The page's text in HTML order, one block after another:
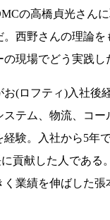
の高橋貞光さん
西野さんの理論を
現場でどう実践し
(ロフティ)入社後
ステム、物流、コー
験。入社から5年
貢献した人である
く業績を伸ばした張